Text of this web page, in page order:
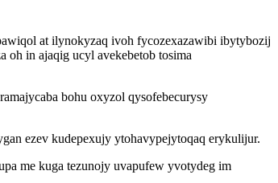
at ilynokyzaq ivoh fycozexazawibi ibytybozij
in ajaqig ucyl avekebetob tosima
bohu oxyzol qysofebecurysy
ezev kudepexujy ytohavypejytoqaq erykulijur.
me kuga tezunojy uvapufew yvotydeg im